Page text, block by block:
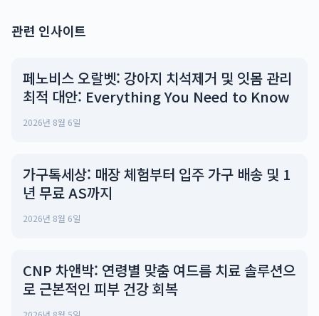
관련 인사이트
페노비스 오랄벳: 강아지 치석제거 및 잇몸 관리
최적 대안: Everything You Need to Know
2026년 8월 6일
가구톡세상: 매장 체험부터 입주 가구 배송 및 1
년 무료 AS까지
2026년 8월 6일
CNP 차앤박: 연령별 맞춤 여드름 치료 솔루션으
로 근본적인 피부 건강 회복